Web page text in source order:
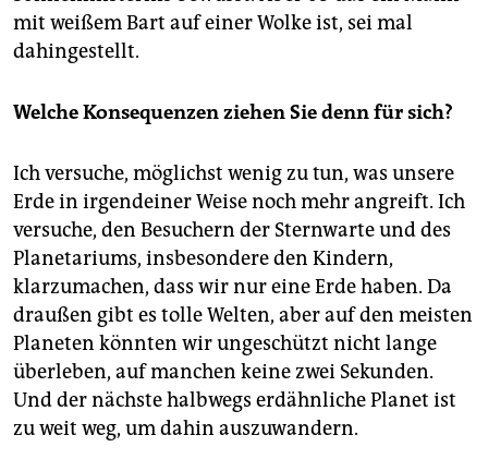
mit weißem Bart auf einer Wolke ist, sei mal
dahingestellt.
Welche Konsequenzen ziehen Sie denn für sich?
Ich versuche, möglichst wenig zu tun, was unsere
Erde in irgendeiner Weise noch mehr angreift. Ich
versuche, den Besuchern der Sternwarte und des
Planetariums, insbesondere den Kindern,
klarzumachen, dass wir nur eine Erde haben. Da
draußen gibt es tolle Welten, aber auf den meisten
Planeten könnten wir ungeschützt nicht lange
überleben, auf manchen keine zwei Sekunden.
Und der nächste halbwegs erdähnliche Planet ist
zu weit weg, um dahin auszuwandern.